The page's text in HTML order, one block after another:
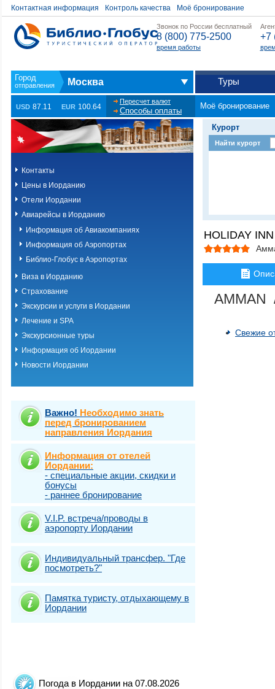
Контактная информация Контроль качества Моё бронирование
Звонок по России бесплатный
8 (800) 775-2500
время работы
+7
Москва Туры
USD 87.11 EUR 100.64
Пересчет валют
Способы оплаты
Моё бронирование
Контакты
Цены в Иорданию
Отели Иордании
Авиарейсы в Иорданию
Информация об Авиакомпаниях
Информация об Аэропортах
Библио-Глобус в Аэропортах
Виза в Иорданию
Страхование
Экскурсии и услуги в Иордании
Лечение и SPA
Экскурсионные туры
Информация об Иордании
Новости Иордании
Важно! Необходимо знать
перед бронированием
направления Иордания
Информация от отелей
Иордании:
- специальные акции, скидки и
бонусы
- раннее бронирование
V.I.P. встреча/проводы в
аэропорту Иордании
Индивидуальный трансфер. "Где
посмотреть?"
Памятка туристу, отдыхающему в
Иордании
Погода в Иордании на 07.08.2026
Курорт
Найти курорт
HOLIDAY
Свежие